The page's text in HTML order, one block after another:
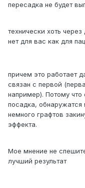
пересадка не будет
технически хоть
нет для вас как для
причем это работает
связан с первой
например). Потому что
посадка,
немного графтов
эффекта.
Мое мнение не
лучший результат